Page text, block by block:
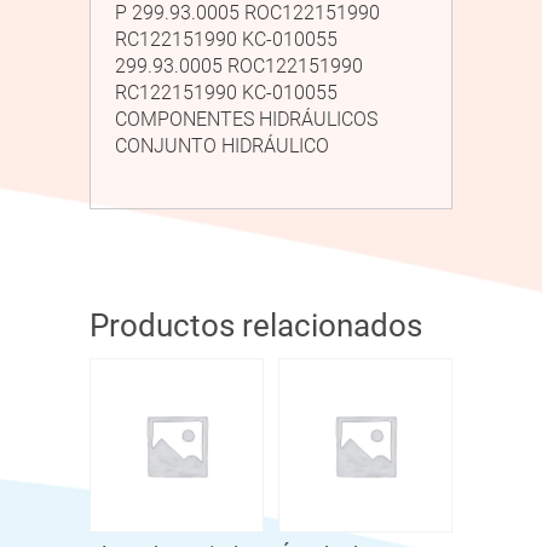
P 299.93.0005 ROC122151990
RC122151990 KC-010055
299.93.0005 ROC122151990
RC122151990 KC-010055
COMPONENTES HIDRÁULICOS
CONJUNTO HIDRÁULICO
Productos relacionados